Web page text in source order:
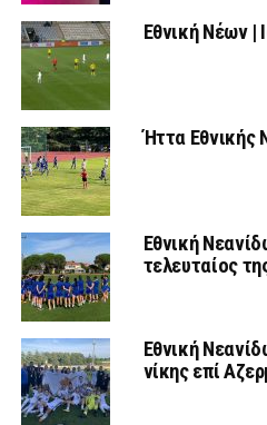
Εθνική Νέων |
Ήττα Εθνικής
Εθνική
τελευταίος
Εθνική
νίκης επί